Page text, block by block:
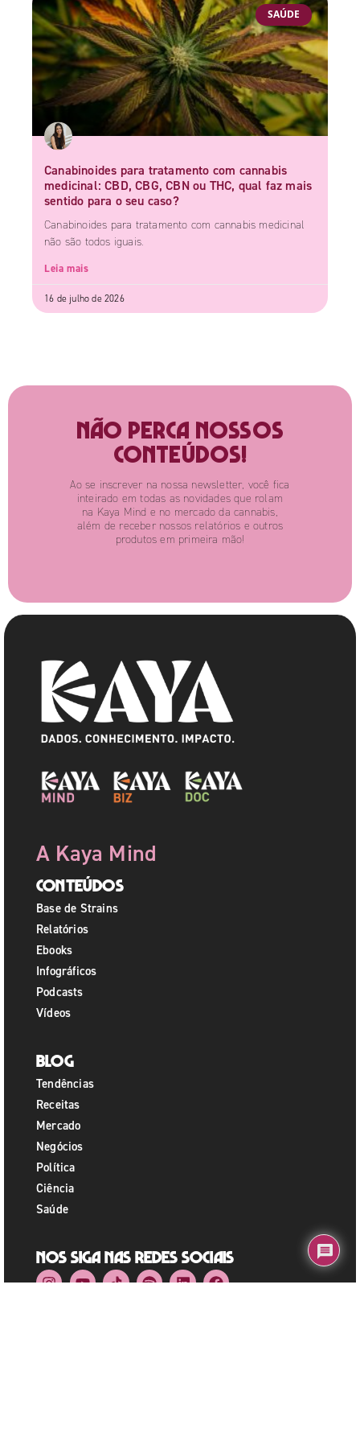
SAÚDE
Canabinoides para tratamento com cannabis
medicinal: CBD, CBG, CBN ou THC, qual faz mais
sentido para o seu caso?
Canabinoides para tratamento com cannabis medicinal
não são todos iguais.
Leia mais
16 de julho de 2026
Não perca nossos
conteúdos!
Ao se inscrever na nossa newsletter, você fica
inteirado em todas as novidades que rolam
na Kaya Mind e no mercado da cannabis,
além de receber nossos relatórios e outros
produtos em primeira mão!
A Kaya Mind
Conteúdos
Base de Strains
Relatórios
Ebooks
Infográficos
Podcasts
Vídeos
Blog
Tendências
Receitas
Mercado
Negócios
Política
Ciência
Saúde
Nos siga nas redes sociais